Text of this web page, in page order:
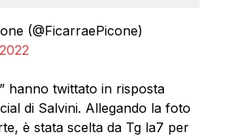
(@FicarraePicone)
hanno twittato in risposta
di Salvini. Allegando la foto
è stata scelta da Tg la7 per